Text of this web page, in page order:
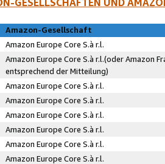
Amazon-Gesellschaft
Amazon Europe Core S.à r.l.
Amazon Europe Core S.à r.l.(oder Amazon
entsprechend der Mitteilung)
Amazon Europe Core S.à r.l.
Amazon Europe Core S.à r.l.
Amazon Europe Core S.à r.l.
Amazon Europe Core S.à r.l.
Amazon Europe Core S.à r.l.
Amazon Europe Core S.à r.l.